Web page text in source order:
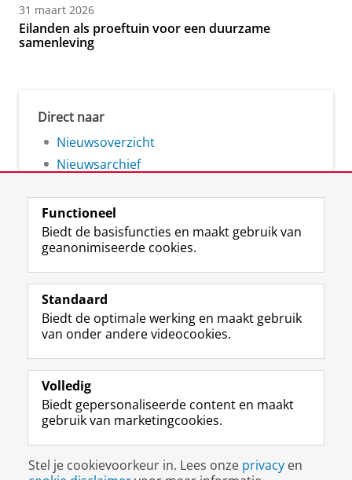
31 maart 2026
Eilanden als proeftuin voor een duurzame
samenleving
Direct naar
Nieuwsoverzicht
Nieuwsarchief
Volg de RUG
F
a
e
b
o
p
a
i
n
L
i
k
e
I
-
p
g
i
R
S
-
f
e
R
k
s
I
n
t
r
m
c
c
Y
o
T
e
k
a
a
Studiekiezers
Alumni
Over ons
Disclaimer & Copyright Privacy
Cookies
Inloggen
Functioneel
Biedt de basisfuncties en maakt gebruik van
geanonimiseerde cookies.
Standaard
Biedt de optimale werking en maakt gebruik
van onder andere videocookies.
Volledig
Biedt gepersonaliseerde content en maakt
gebruik van marketingcookies.
Stel je cookievoorkeur in. Lees onze privacy en